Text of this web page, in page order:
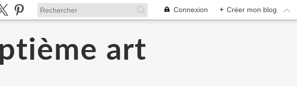
Connexion + Créer mon blog
art